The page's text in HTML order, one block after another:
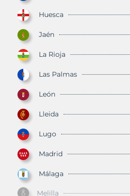
Huesca
Jaén
La Rioja
Las Palmas
León
Lleida
Lugo
Madrid
Málaga
Melilla